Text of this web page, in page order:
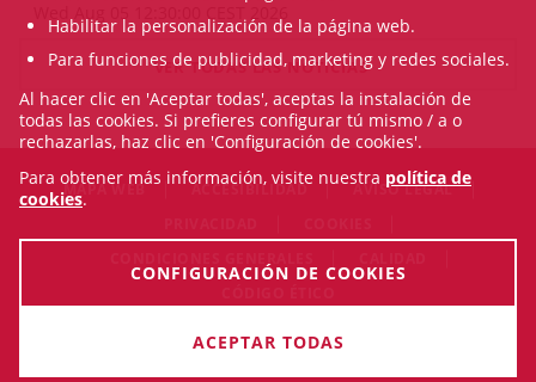
VER TODAS LAS NOTICIAS
MAPA WEB ACCESIBILIDAD
AVISO LEGAL
© Sun Aug 09 03:40:05 CEST 2026 Il·lustre Col·legi de
Habilitar la personalización de la página web.
Para funciones de publicidad, marketing y redes sociales.
Al hacer clic en 'Aceptar todas', aceptas la instalación de
todas las cookies. Si prefieres configurar tú mismo / a o
rechazarlas, haz clic en 'Configuración de cookies'.
Para obtener más información, visite nuestra política de
cookies.
CONFIGURACIÓN DE COOKIES
ACEPTAR TODAS